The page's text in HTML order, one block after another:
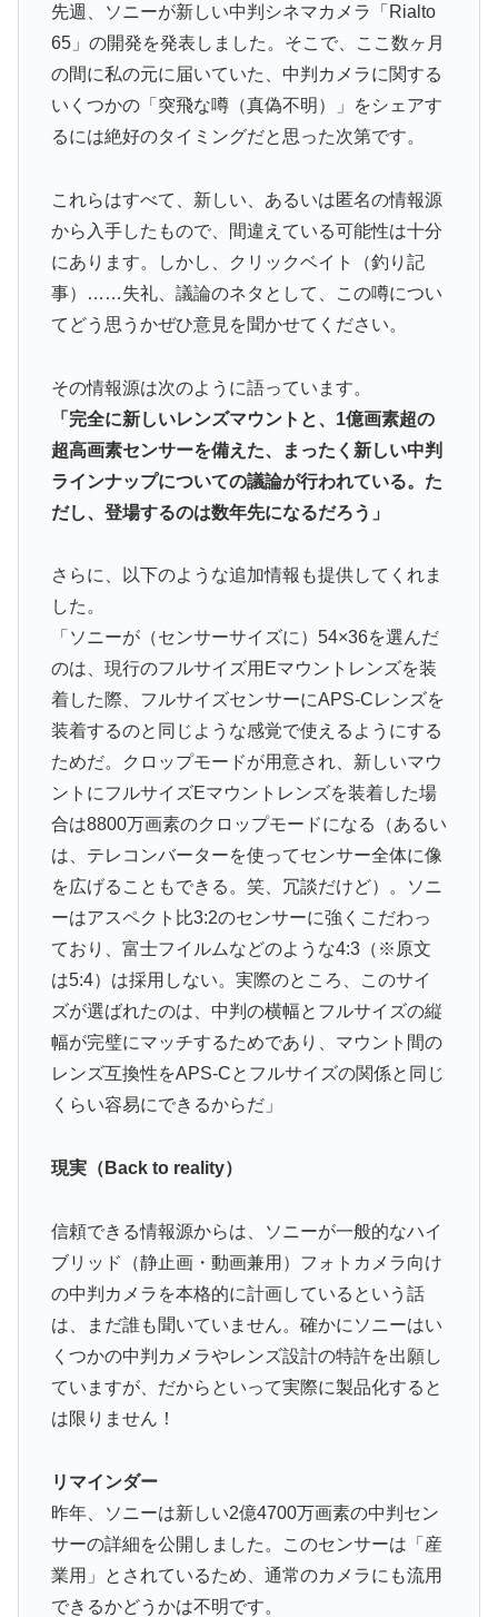
先週、ソニーが新しい中判シネマカメラ「Rialto
65」の開発を発表しました。そこで、ここ数ヶ月
の間に私の元に届いていた、中判カメラに関する
いくつかの「突飛な噂（真偽不明）」をシェアす
るには絶好のタイミングだと思った次第です。
これらはすべて、新しい、あるいは匿名の情報源
から入手したもので、間違えている可能性は十分
にあります。しかし、クリックベイト（釣り記
事）……失礼、議論のネタとして、この噂につい
てどう思うかぜひ意見を聞かせてください。
その情報源は次のように語っています。
「完全に新しいレンズマウントと、1億画素超の
超高画素センサーを備えた、まったく新しい中判
ラインナップについての議論が行われている。た
だし、登場するのは数年先になるだろう」
さらに、以下のような追加情報も提供してくれま
した。
「ソニーが（センサーサイズに）54×36を選んだ
のは、現行のフルサイズ用Eマウントレンズを装
着した際、フルサイズセンサーにAPS-Cレンズを
装着するのと同じような感覚で使えるようにする
ためだ。クロップモードが用意され、新しいマウ
ントにフルサイズEマウントレンズを装着した場
合は8800万画素のクロップモードになる（あるい
は、テレコンバーターを使ってセンサー全体に像
を広げることもできる。笑、冗談だけど）。ソニ
ーはアスペクト比3:2のセンサーに強くこだわっ
ており、富士フイルムなどのような4:3（※原文
は5:4）は採用しない。実際のところ、このサイ
ズが選ばれたのは、中判の横幅とフルサイズの縦
幅が完璧にマッチするためであり、マウント間の
レンズ互換性をAPS-Cとフルサイズの関係と同じ
くらい容易にできるからだ」
現実（Back to reality）
信頼できる情報源からは、ソニーが一般的なハイ
ブリッド（静止画・動画兼用）フォトカメラ向け
の中判カメラを本格的に計画しているという話
は、まだ誰も聞いていません。確かにソニーはい
くつかの中判カメラやレンズ設計の特許を出願し
ていますが、だからといって実際に製品化すると
は限りません！
リマインダー
昨年、ソニーは新しい2億4700万画素の中判セン
サーの詳細を公開しました。このセンサーは「産
業用」とされているため、通常のカメラにも流用
できるかどうかは不明です。